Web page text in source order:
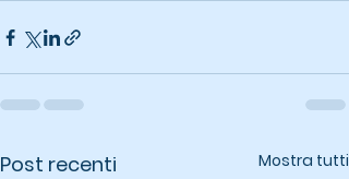
Post recenti Mostra tutti